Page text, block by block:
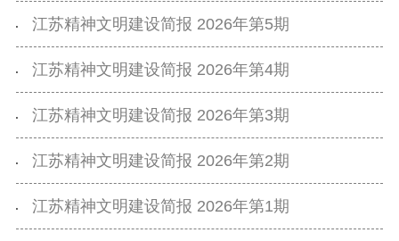
江苏精神文明建设简报 2026年第5期
江苏精神文明建设简报 2026年第4期
江苏精神文明建设简报 2026年第3期
江苏精神文明建设简报 2026年第2期
江苏精神文明建设简报 2026年第1期